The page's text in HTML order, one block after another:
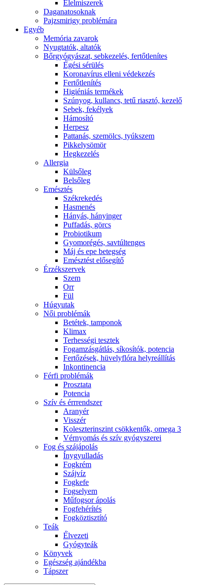
É́lelmiszerek
Daganatosoknak
Pajzsmirigy problémára
Egyéb
Memória zavarok
Nyugtatók, altatók
Bőrgyógyászat, sebkezelés, fertőtlenítes
É́gési sérülés
Koronavírus elleni védekezés
Fertőtlenítés
Higiéniás termékek
Szúnyog, kullancs, tetű riasztó, kezelő
Sebek, fekélyek
Hámosító
Herpesz
Pattanás, szemölcs, tyúkszem
Pikkelysömör
Hegkezelés
Allergia
Külsőleg
Belsőleg
Emésztés
Székrekedés
Hasmenés
Hányás, hányinger
Puffadás, görcs
Probiotikum
Gyomorégés, savtúltenges
Máj és epe betegség
Emésztést elősegítő
Érzékszervek
Szem
Orr
Fül
Húgyutak
Női problémák
Betétek, tamponok
Klimax
Terhességi tesztek
Fogamzásgátlás, síkosítók, potencia
Fertőzések, hüvelyflóra helyreállítás
Inkontinencia
Férfi problémák
Prosztata
Potencia
Szív és érrrendszer
Aranyér
Visszér
Koleszterinszint csökkentők, omega 3
Vérnyomás és szív gyógyszerei
Fog és szájápolás
Í́nygyulladás
Fogkrém
Szájvíz
Fogkefe
Fogselyem
Műfogsor ápolás
Fogfehérítés
Fogköztisztító
Teák
É́lvezeti
Gyógyteák
Könyvek
Egészség ajándékba
Tápszer